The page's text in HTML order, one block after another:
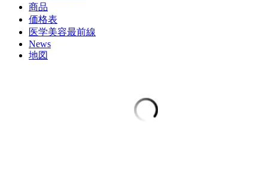
商品
価格表
医学美容最前線
News
地図